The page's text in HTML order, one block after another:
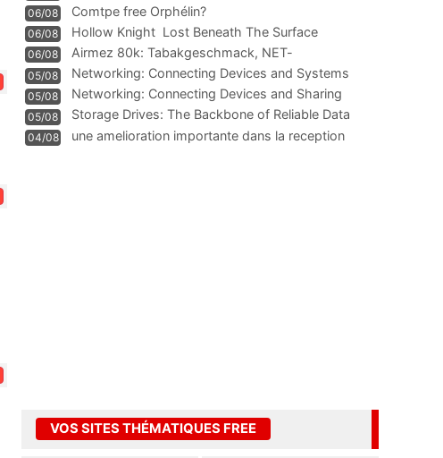
06/08 Comtpe free Orphélin?
06/08 Hollow Knight  Lost Beneath The Surface
06/08
Airmez 80k: Tabakgeschmack, NET-
Technologie und Leistung im
05/08 Networking: Connecting Devices and Systems
05/08
Networking: Connecting Devices and Sharing
Information
05/08
Storage Drives: The Backbone of Reliable Data
Management
04/08
une amelioration importante dans la reception
VOS SITES THÉMATIQUES FREE